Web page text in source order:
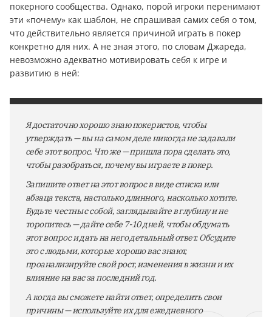
покерного сообщества. Однако, порой игроки перенимают
эти «почему» как шаблон, не спрашивая самих себя о том,
что действительно является причиной играть в покер
конкретно для них. А не зная этого, по словам Джареда,
невозможно адекватно мотивировать себя к игре и
развитию в ней:
Я достаточно хорошо знаю покеристов, чтобы
утверждать — вы на самом деле никогда не задавали
себе этот вопрос. Что же — пришла пора сделать это,
чтобы разобраться, почему вы играете в покер.
Запишите ответ на этот вопрос в виде списка или
абзаца текста, настолько длинного, насколько хотите.
Будьте честны с собой, заглядывайте в глубину и не
торопитесь — дайте себе 7-10 дней, чтобы обдумать
этот вопрос и дать на него детальный ответ. Обсудите
это с людьми, которые хорошо вас знают,
проанализируйте свой рост, изменения в жизни и их
влияние на вас за последний год.
А когда вы сможете найти ответ, определить свои
причины — используйте их для ежедневного